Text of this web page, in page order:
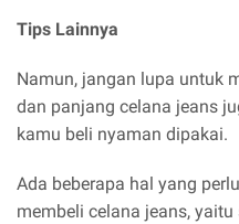
Tips Lainnya
Namun, jangan lupa untuk
dan panjang celana jeans
kamu beli nyaman dipakai.
Ada beberapa hal yang
membeli celana jeans, yaitu